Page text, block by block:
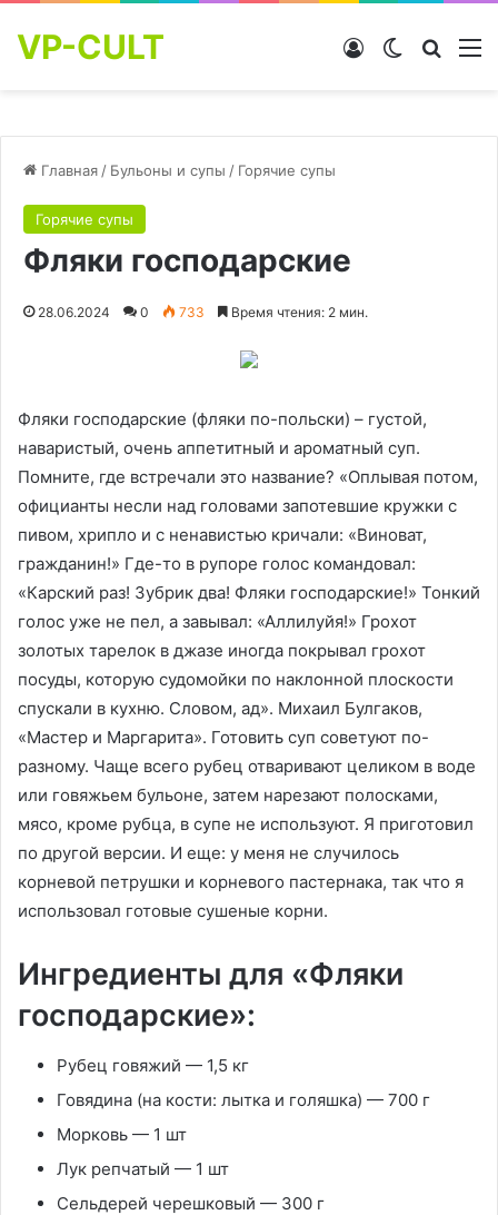
VP-CULT Switch skin
Войти
Главная / Бульоны и супы / Горячие супы
Горячие супы
Фляки господарские
28.06.2024 0 733 Время чтения: 2 мин.
Фляки господарские (фляки по-польски) – густой,
наваристый, очень аппетитный и ароматный суп.
Помните, где встречали это название? «Оплывая потом,
официанты несли над головами запотевшие кружки с
пивом, хрипло и с ненавистью кричали: «Виноват,
гражданин!» Где-то в рупоре голос командовал:
«Карский раз! Зубрик два! Фляки господарские!» Тонкий
голос уже не пел, а завывал: «Аллилуйя!» Грохот
золотых тарелок в джазе иногда покрывал грохот
посуды, которую судомойки по наклонной плоскости
спускали в кухню. Словом, ад». Михаил Булгаков,
«Мастер и Маргарита». Готовить суп советуют по-
разному. Чаще всего рубец отваривают целиком в воде
или говяжьем бульоне, затем нарезают полосками,
мясо, кроме рубца, в супе не используют. Я приготовил
по другой версии. И еще: у меня не случилось
корневой петрушки и корневого пастернака, так что я
использовал готовые сушеные корни.
Ингредиенты для «Фляки
господарские»:
Рубец говяжий — 1,5 кг
Говядина (на кости: лытка и голяшка) — 700 г
Морковь — 1 шт
Лук репчатый — 1 шт
Сельдерей черешковый — 300 г